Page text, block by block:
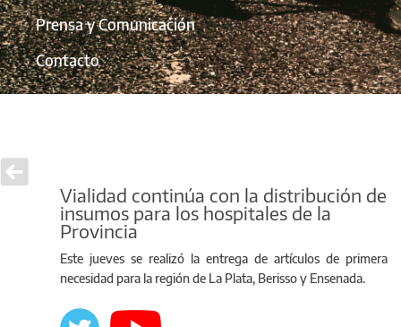
Prensa y Comunicación
Contacto
Vialidad continúa con la distribución de
insumos para los hospitales de la
Provincia
Este jueves se realizó la entrega de artículos de primera
necesidad para la región de La Plata, Berisso y Ensenada.